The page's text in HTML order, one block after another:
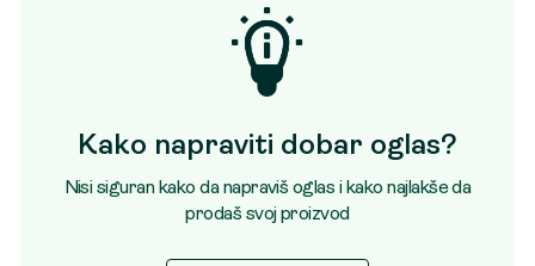
Kako napraviti dobar oglas?
Nisi siguran kako da napraviš oglas i kako najlakše da
prodaš svoj proizvod